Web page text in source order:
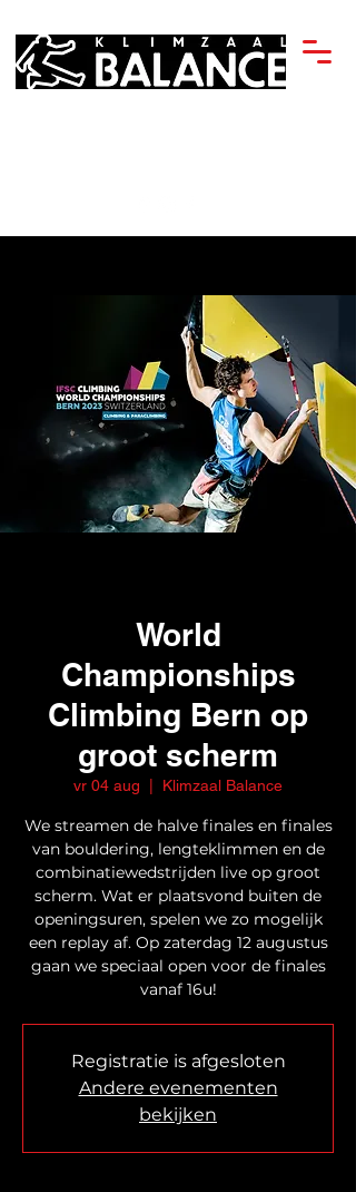
World
Championships
Climbing Bern op
groot scherm
vr 04 aug Klimzaal Balance
We streamen de halve finales en finales
van bouldering, lengteklimmen en de
combinatiewedstrijden live op groot
scherm. Wat er plaatsvond buiten de
openingsuren, spelen we zo mogelijk
een replay af. Op zaterdag 12 augustus
gaan we speciaal open voor de finales
vanaf 16u!
Registratie is afgesloten
Andere evenementen
bekijken